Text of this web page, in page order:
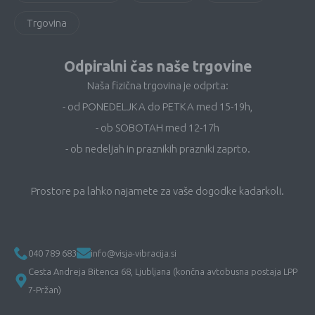
Trgovina
Odpiralni čas naše trgovine
Naša fizična trgovina je odprta:
- od PONEDELJKA do PETKA med 15-19h,
- ob SOBOTAH med 12-17h
- ob nedeljah in praznikih prazniki zaprto.
Prostore pa lahko najamete za vaše dogodke kadarkoli.
040 789 683
info@visja-vibracija.si
Cesta Andreja Bitenca 68, Ljubljana (končna avtobusna postaja LPP
7-Pržan)